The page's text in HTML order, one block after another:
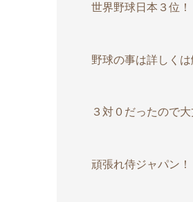
世界野球日本３位
野球の事は詳しく
３対０だったので
頑張れ侍ジャパン